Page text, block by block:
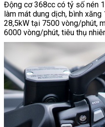
Động cơ 368cc có tỷ số nén
làm mát dung dịch, bình
28,5kW tại 7500 vòng/phút,
6000 vòng/phút, tiêu thụ